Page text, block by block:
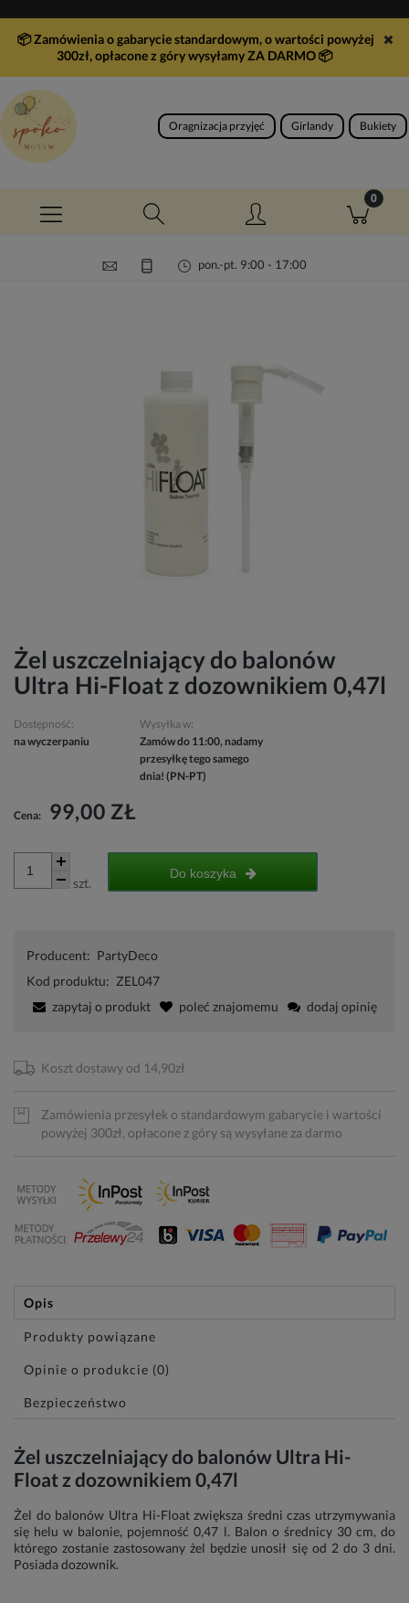
📦 Zamówienia o gabarycie standardowym, o wartości powyżej
300zł, opłacone z góry wysyłamy ZA DARMO📦
Oragnizacja przyjęć Girlandy Bukiety
pon.-pt. 9:00 - 17:00
Żel uszczelniający do balonów
Ultra Hi-Float z dozownikiem 0,47l
Dostępność:
na wyczerpaniu
Wysyłka w:
Zamów do 11:00, nadamy
przesyłkę tego samego
dnia! (PN-PT)
Cena: 99,00 ZŁ
szt.
Do koszyka
Producent: PartyDeco
Kod produktu: ZEL047
zapytaj o produkt
poleć znajomemu dodaj opinię
Koszt dostawy od 14,90zł
Zamówienia przesyłek o standardowym gabarycie i wartości
powyżej 300zł, opłacone z góry są wysyłane za darmo
Opis
Produkty powiązane
Opinie o produkcie (0)
Bezpieczeństwo
Żel uszczelniający do balonów Ultra Hi-
Float z dozownikiem 0,47l
Żel do balonów Ultra Hi-Float zwiększa średni czas utrzymywania
się helu w balonie, pojemność 0,47 l. Balon o średnicy 30 cm, do
którego zostanie zastosowany żel będzie unosił się od 2 do 3 dni.
Posiada dozownik.